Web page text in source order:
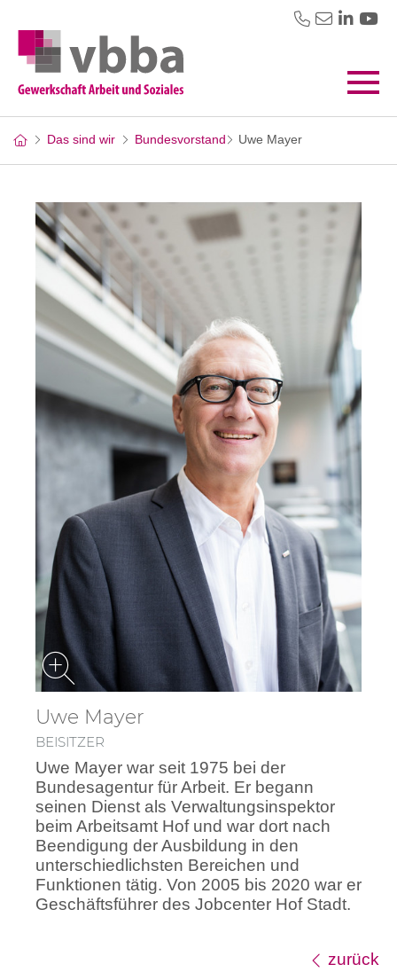
Das sind wir Bundesvorstand Uwe Mayer
Uwe Mayer
BEISITZER
Uwe Mayer war seit 1975 bei der
Bundesagentur für Arbeit. Er begann
seinen Dienst als Verwaltungsinspektor
beim Arbeitsamt Hof und war dort nach
Beendigung der Ausbildung in den
unterschiedlichsten Bereichen und
Funktionen tätig. Von 2005 bis 2020 war er
Geschäftsführer des Jobcenter Hof Stadt.
zurück